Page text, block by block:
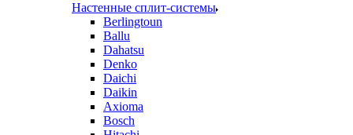
Настенные сплит-системы
Berlingtoun
Ballu
Dahatsu
Denko
Daichi
Daikin
Axioma
Bosch